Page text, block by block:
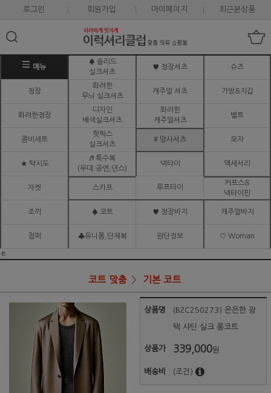
로그인 회원가입 마이페이지 최근본상품
메뉴
♠ 솔리드
실크셔츠
♥ 정장셔츠 슈즈
정장
화려한
무늬 실크셔츠
캐주얼 셔츠 가방&지갑
화려한정장
디자인
배색실크셔츠
화려한
캐주얼셔츠
벨트
콤비세트
핫픽스
실크셔츠
# 망사셔츠 모자
★ 턱시도
♬ 특수복
(무대.공연,댄스)
넥타이 액세서리
자켓 스카프 루프타이
커프스&
넥타이핀
조끼 ♠ 코트 ♥ 정장바지 캐주얼바지
점퍼 ♣유니폼,단체복 원단정보 ♡ Woman
ㅌ
코트 맞춤 기본 코트
상품명 (BZC250273) 은은한 광
택 샤틴 실크 롱코트
상품가 339,000원
배송비 (조건)